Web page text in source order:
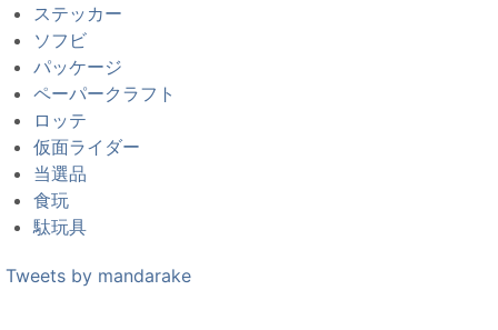
ステッカー
ソフビ
パッケージ
ペーパークラフト
ロッテ
仮面ライダー
当選品
食玩
駄玩具
Tweets by mandarake